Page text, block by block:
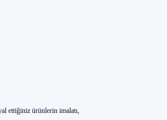
ettiğiniz ürünlerin imalatı,